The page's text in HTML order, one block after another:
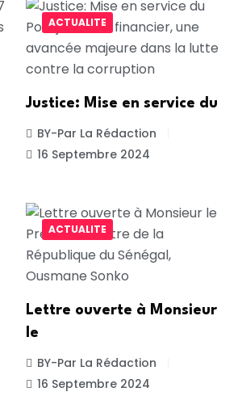
ACTUALITE
Justice: Mise en service du
BY-Par La Rédaction
16 Septembre 2024
ACTUALITE
Lettre ouverte à Monsieur
le
BY-Par La Rédaction
16 Septembre 2024